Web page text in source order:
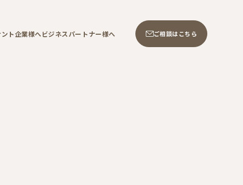
ント企業様へビジネスパートナー様へ ご相談はこちら